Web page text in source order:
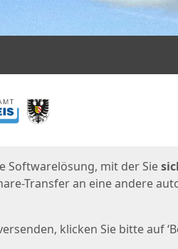
Softwarelösung, mit der Sie
Transfer an eine andere
klicken Sie bitte auf